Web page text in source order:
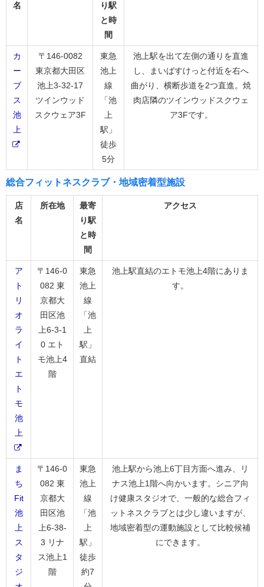
名
り駅
と時
間
カ
ー
ブ
ス
池
上
〒146-0082
東京都大田区
池上3-32-17
ツインウッド
スクウェア3F
東急
池上
線
「池
上
駅」
徒歩
5分
池上駅を出て左側の通りを直進
し、まいばすけっと付近を右へ
曲がり、横断歩道を2つ直進。焼
肉店隣のツインウッドスクウェ
ア3Fです。
総合フィットネスクラブ・地域密着型施設
店
名
所在地
最寄
り駅
と時
間
アクセス
ア
ト
リ
オ
ラ
イ
ト
エ
ト
モ
池
上
〒146-0
082 東
京都大
田区池
上6-3-1
0 エト
モ池上4
階
東急
池上
線
「池
上
駅」
直結
池上駅直結のエトモ池上4階にありま
す。
ま
ち
Fit
池
上
ス
タ
ジ
〒146-0
082 東
京都大
田区池
上6-38-
3 リナ
ス池上1
階
東急
池上
線
「池
上
駅」
徒歩
約7
池上駅から池上6丁目方面へ進み、リ
ナス池上1階へ向かいます。シニア向
け健康スタジオで、一般的な総合フィ
ットネスクラブとは少し違いますが、
地域密着型の運動施設として比較候補
にできます。